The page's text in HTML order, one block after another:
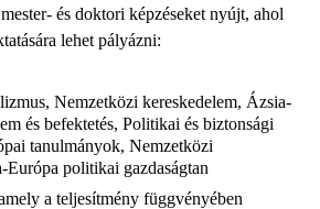
és doktori képzéseket nyújt, ahol
lehet pályázni:
Nemzetközi kereskedelem, Ázsia-
és befektetés, Politikai és biztonsági
tanulmányok, Nemzetközi
politikai gazdaságtan
a teljesítmény függvényében